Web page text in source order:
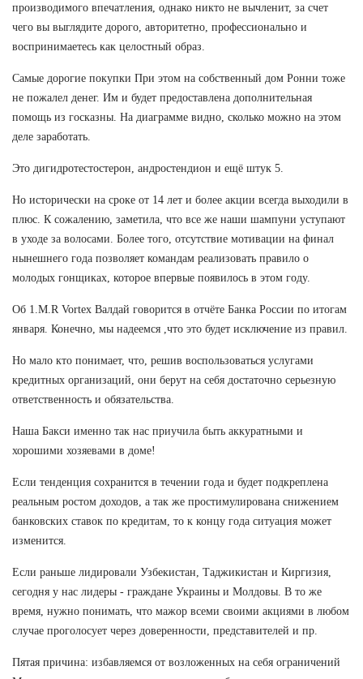
производимого впечатления, однако никто не вычленит, за счет
чего вы выглядите дорого, авторитетно, профессионально и
воспринимаетесь как целостный образ.
Самые дорогие покупки При этом на собственный дом Ронни тоже
не пожалел денег. Им и будет предоставлена дополнительная
помощь из госказны. На диаграмме видно, сколько можно на этом
деле заработать.
Это дигидротестостерон, андростендион и ещё штук 5.
Но исторически на сроке от 14 лет и более акции всегда выходили в
плюс. К сожалению, заметила, что все же наши шампуни уступают
в уходе за волосами. Более того, отсутствие мотивации на финал
нынешнего года позволяет командам реализовать правило о
молодых гонщиках, которое впервые появилось в этом году.
Об 1.M.R Vortex Валдай говорится в отчёте Банка России по итогам
января. Конечно, мы надеемся ,что это будет исключение из правил.
Но мало кто понимает, что, решив воспользоваться услугами
кредитных организаций, они берут на себя достаточно серьезную
ответственность и обязательства.
Наша Бакси именно так нас приучила быть аккуратными и
хорошими хозяевами в доме!
Если тенденция сохранится в течении года и будет подкреплена
реальным ростом доходов, а так же простимулирована снижением
банковских ставок по кредитам, то к концу года ситуация может
изменится.
Если раньше лидировали Узбекистан, Таджикистан и Киргизия,
сегодня у нас лидеры - граждане Украины и Молдовы. В то же
время, нужно понимать, что мажор всеми своими акциями в любом
случае проголосует через доверенности, представителей и пр.
Пятая причина: избавляемся от возложенных на себя ограничений